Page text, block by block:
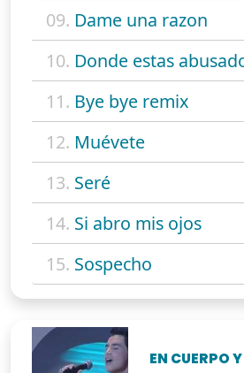
09. Dame una razon
10. Donde estas
11. Bye bye remix
12. Muévete
13. Seré
14. Si abro mis ojos
15. Sospecho
EN CUERPO